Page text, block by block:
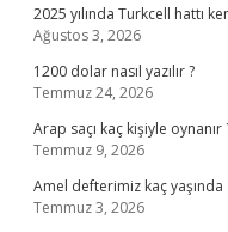
2025 yılında Turkcell hattı
Ağustos 3, 2026
1200 dolar nasıl yazılır ?
Temmuz 24, 2026
Arap saçı kaç kişiyle oynanır
Temmuz 9, 2026
Amel defterimiz kaç yaşında
Temmuz 3, 2026